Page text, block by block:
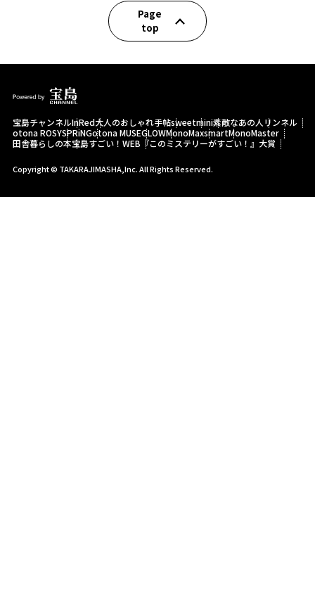
Page
top
宝島チャンネルInRed大人のおしゃれ手帖sweetmini素敵なあの人 リンネル
otona ROSYSPRiNGotona MUSEGLOWMonoMaxsmartMonoMaster
田舎暮らしの本宝島すごい！WEB 『このミステリーがすごい！』大賞
Copyright © TAKARAJIMASHA,Inc. All Rights Reserved.